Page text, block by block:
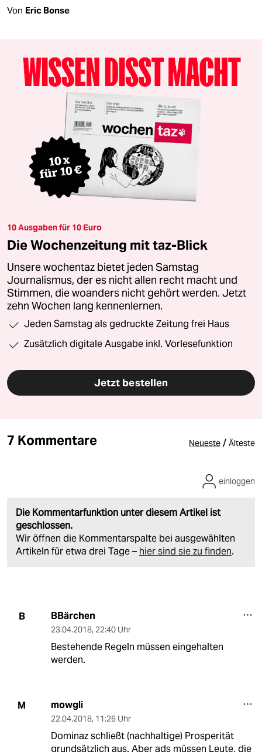
Von Eric Bonse
10 Ausgaben für 10 Euro
Die Wochenzeitung mit taz-Blick
Unsere wochentaz bietet jeden Samstag
Journalismus, der es nicht allen recht macht und
Stimmen, die woanders nicht gehört werden. Jetzt
zehn Wochen lang kennenlernen.
Jeden Samstag als gedruckte Zeitung frei Haus
Zusätzlich digitale Ausgabe inkl. Vorlesefunktion
Jetzt bestellen
7 Kommentare Neueste / Älteste
Die Kommentarfunktion unter diesem Artikel ist
geschlossen.
Wir öffnen die Kommentarspalte bei ausgewählten
Artikeln für etwa drei Tage – hier sind sie zu finden.
einloggen
B BBärchen
23.04.2018, 22:40 Uhr
Bestehende Regeln müssen eingehalten
werden.
M mowgli
22.04.2018, 11:26 Uhr
Dominaz schließt (nachhaltige) Prosperität
grundsätzlich aus. Aber ads müssen Leute, die